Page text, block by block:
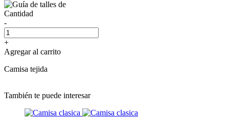
Cantidad
-
+
Agregar al carrito
Camisa tejida
También te puede interesar